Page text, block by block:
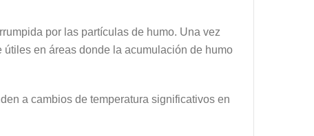
por las partículas de humo. Una vez
en áreas donde la acumulación de humo
a cambios de temperatura significativos en